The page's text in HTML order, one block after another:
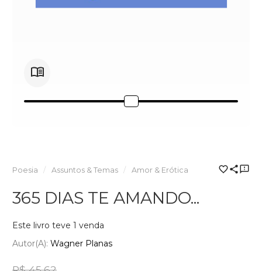
Poesia Assuntos & Temas Amor & Erótica
365 DIAS TE AMANDO...
Este livro teve 1 venda
Autor(a): Wagner Planas